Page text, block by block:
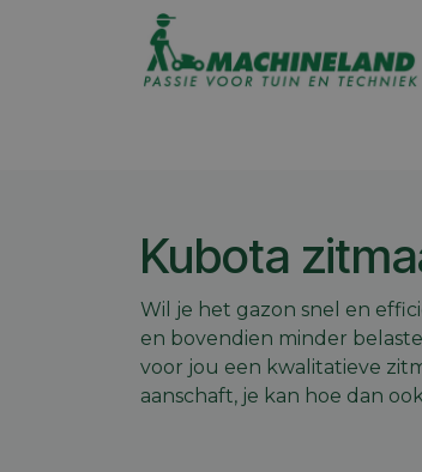
Overslaan naar inhoud
Kubota
Wil je het gazon snel en
en bovendien minder
voor jou een kwalitatieve
aanschaft, je kan hoe dan